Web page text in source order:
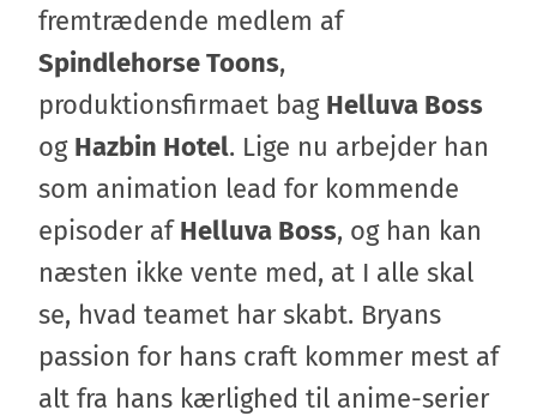
fremtrædende medlem af
Spindlehorse Toons,
produktionsfirmaet bag Helluva Boss
og Hazbin Hotel. Lige nu arbejder han
som animation lead for kommende
episoder afHelluva Boss, og han kan
næsten ikke vente med, at I alle skal
se, hvad teamet har skabt. Bryans
passion for hans craft kommer mest af
alt fra hans kærlighed til anime-serier